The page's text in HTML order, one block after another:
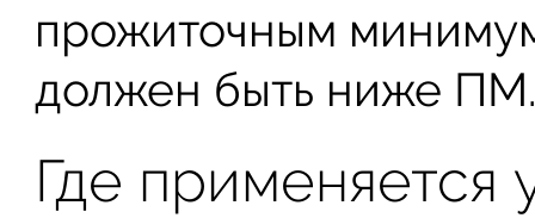
прожиточным
должен быть ниже
Где